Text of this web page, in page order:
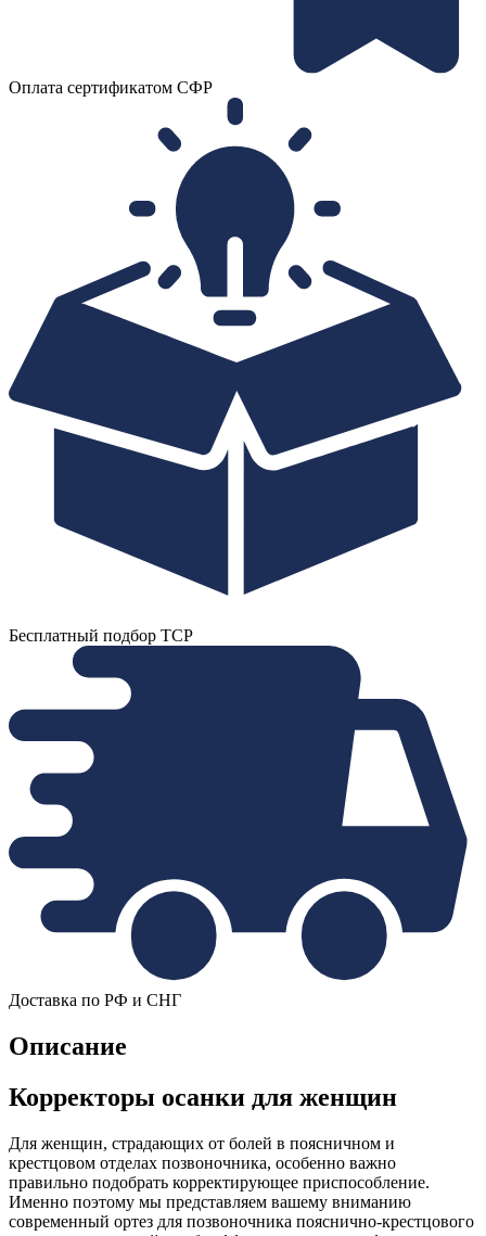
Оплата сертификатом СФР
Бесплатный подбор ТСР
Доставка по РФ и СНГ
Описание
Корректоры осанки для женщин
Для женщин, страдающих от болей в поясничном и
крестцовом отделах позвоночника, особенно важно
правильно подобрать корректирующее приспособление.
Именно поэтому мы представляем вашему вниманию
современный ортез для позвоночника пояснично-крестцового